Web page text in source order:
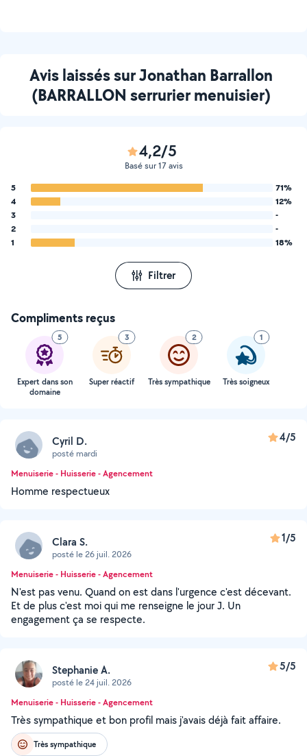
Avis laissés sur Jonathan Barrallon
(BARRALLON serrurier menuisier)
4,2/5
Basé sur 17 avis
5
71%
4
12%
3
-
2
-
1
18%
Filtrer
Compliments reçus
5
Expert dans son
domaine
3
Super réactif
2
Très sympathique
1
Très soigneux
Cyril D.
posté mardi
4/5
Menuiserie - Huisserie - Agencement
Homme respectueux
Clara S.
posté le 26 juil. 2026
1/5
Menuiserie - Huisserie - Agencement
N'est pas venu. Quand on est dans l'urgence c'est décevant.
Et de plus c'est moi qui me renseigne le jour J. Un
engagement ça se respecte.
Stephanie A.
posté le 24 juil. 2026
5/5
Menuiserie - Huisserie - Agencement
Très sympathique et bon profil mais j'avais déjà fait affaire.
Très sympathique